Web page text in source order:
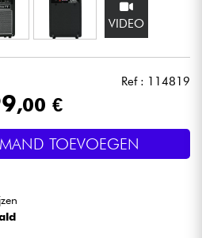
VIDEO
Ref : 114819
,00 €
TOEVOEGEN